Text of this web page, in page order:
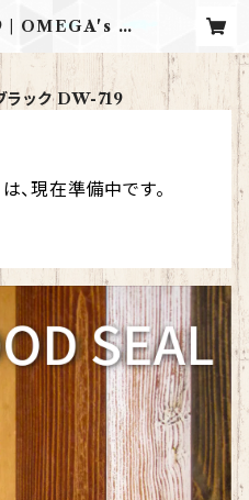
| OMEGA's ST
ラック DW-719
現在準備中です。